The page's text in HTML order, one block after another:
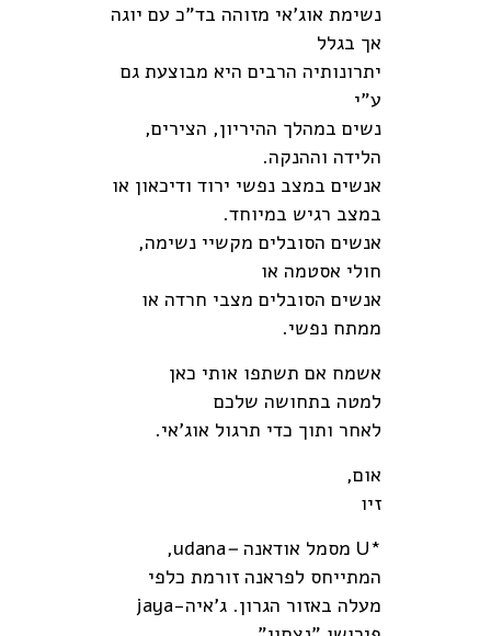
נשימת אוג'אי מזוהה בד"כ עם יוגה
אך בגלל
יתרונותיה הרבים היא מבוצעת גם
ע"י
נשים במהלך ההיריון, הצירים,
הלידה וההנקה.
אנשים במצב נפשי ירוד ודיכאון או
במצב רגיש במיוחד.
אנשים הסובלים מקשיי נשימה,
חולי אסטמה או
אנשים הסובלים מצבי חרדה או
ממתח נפשי.
אשמח אם תשתפו אותי כאן
למטה בתחושה שלכם
לאחר ותוך כדי תרגול אוג'אי.
אום,
זיו
*U מסמל אודאנה
–
udana,
המתייחס לפראנה זורמת כלפי
מעלה באזור הגרון. ג'איה-jaya